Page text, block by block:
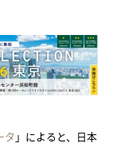
タ 」によると、日本